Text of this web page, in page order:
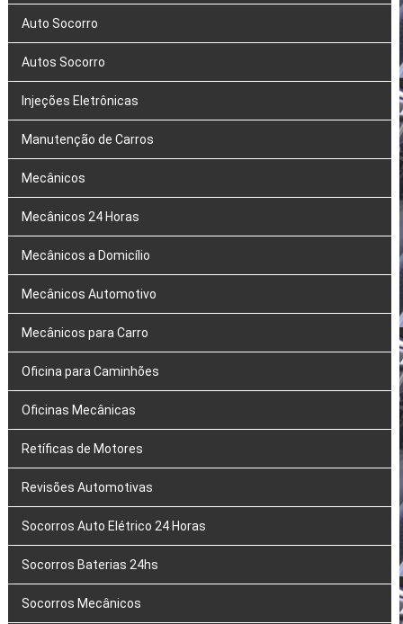
Auto Socorro
Autos Socorro
Injeções Eletrônicas
Manutenção de Carros
Mecânicos
Mecânicos 24 Horas
Mecânicos a Domicílio
Mecânicos Automotivo
Mecânicos para Carro
Oficina para Caminhões
Oficinas Mecânicas
Retíficas de Motores
Revisões Automotivas
Socorros Auto Elétrico 24 Horas
Socorros Baterias 24hs
Socorros Mecânicos